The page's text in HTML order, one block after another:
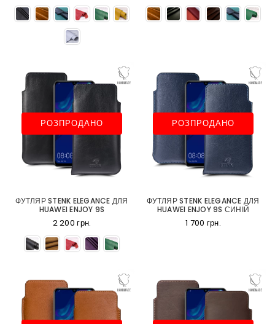
РОЗПРОДАНО
ФУТЛЯР STENK ELEGANCE ДЛЯ
HUAWEI ENJOY 9S
2 200 грн.
РОЗПРОДАНО
ФУТЛЯР STENK ELEGANCE ДЛЯ
HUAWEI ENJOY 9S СИНІЙ
1 700 грн.